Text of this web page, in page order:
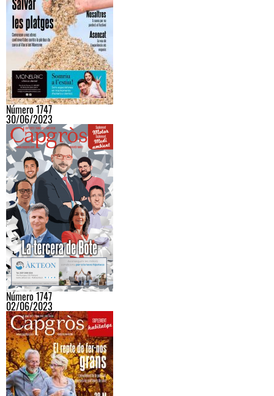
Número 1747
30/06/2023
Número 1747
02/06/2023